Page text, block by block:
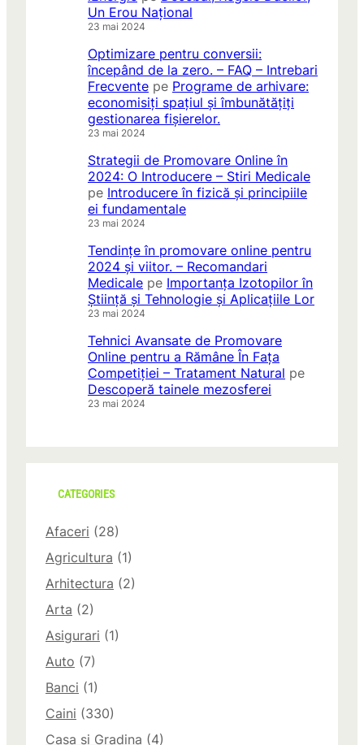
Un Erou Național
23 mai 2024
Optimizare pentru conversii:
începând de la zero. – FAQ – Intrebari
Frecvente pe Programe de arhivare:
economisiți spațiul și îmbunătățiți
gestionarea fișierelor.
23 mai 2024
Strategii de Promovare Online în
2024: O Introducere – Stiri Medicale
pe Introducere în fizică și principiile
ei fundamentale
23 mai 2024
Tendințe în promovare online pentru
2024 și viitor. – Recomandari
Medicale pe Importanța Izotopilor în
Știință și Tehnologie și Aplicațiile Lor
23 mai 2024
Tehnici Avansate de Promovare
Online pentru a Rămâne În Fața
Competiției – Tratament Natural pe
Descoperă tainele mezosferei
23 mai 2024
CATEGORIES
Afaceri (28)
Agricultura (1)
Arhitectura (2)
Arta (2)
Asigurari (1)
Auto (7)
Banci (1)
Caini (330)
Casa si Gradina (4)